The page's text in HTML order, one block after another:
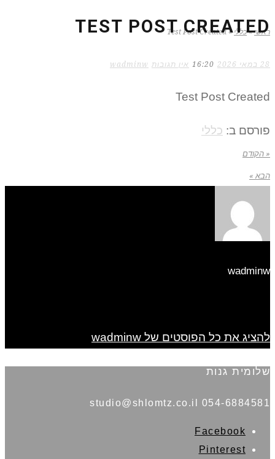
ראשי » כללי »
Test Post Created
TEST POST CREATED
28 במאי 2026 16:20 אין תגובות wadminw
Test Post Created
פורסם ב: כללי
« הקודם
הבא »
wadminw
להציג את כל הפוסטים של wadminw
שלומית גנות
054-6884581 studio@shlomtz.co.il
Facebook
Pinterest